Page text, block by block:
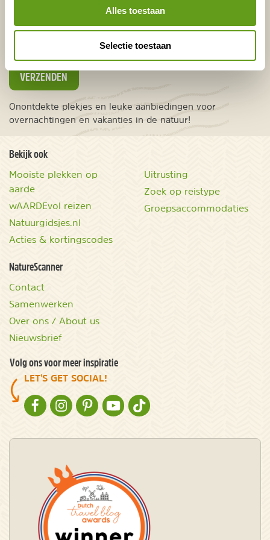
Alles toestaan
Selectie toestaan
Europa
Ver weg
VERZENDEN
Onontdekte plekjes en leuke aanbiedingen voor
overnachtingen en vakanties in de natuur!
Bekijk ook
Mooiste plekken op
aarde
wAARDEvol reizen
Natuurgidsjes.nl
Acties & kortingscodes
Uitrusting
Zoek op reistype
Groepsaccommodaties
NatureScanner
Contact
Samenwerken
Over ons / About us
Nieuwsbrief
Volg ons voor meer inspiratie
LET'S GET SOCIAL!
NATURESCANNER OP FACEBOOK
NATURESCANNER OP INSTAGRAM
NATURESCANNER OP PINTEREST
NATURESCANNER OP YOUTUBE
NATURESCANNER OP TIKTOK